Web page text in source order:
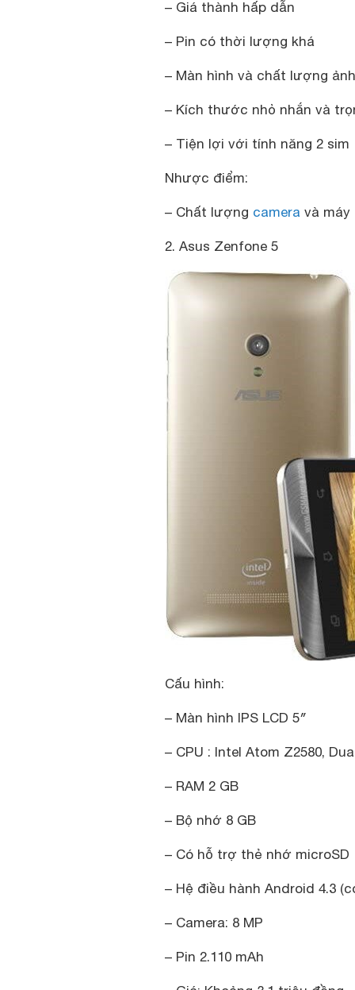
– Giá thành hấp dẫn
– Pin có thời lượng khá
– Màn hình và chất lượng
– Kích thước nhỏ nhắn và
– Tiện lợi với tính năng 2 sim
Nhược điểm:
– Chất lượng camera và
2. Asus Zenfone 5
Cấu hình:
– Màn hình IPS LCD 5″
– CPU : Intel Atom Z2580,
– RAM 2 GB
– Bộ nhớ 8 GB
– Có hỗ trợ thẻ nhớ microSD
– Hệ điều hành Android 4.3
– Camera: 8 MP
– Pin 2.110 mAh